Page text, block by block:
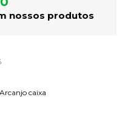
nossos produtos
caixa